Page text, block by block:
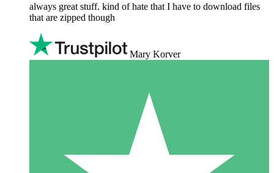
always great stuff. kind of hate that I have to download files
that are zipped though
Mary Korver